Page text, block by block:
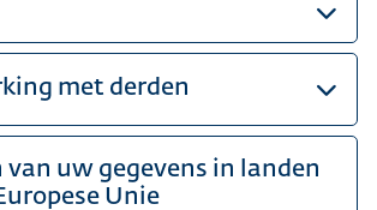
met derden
van uw gegevens in landen
Unie